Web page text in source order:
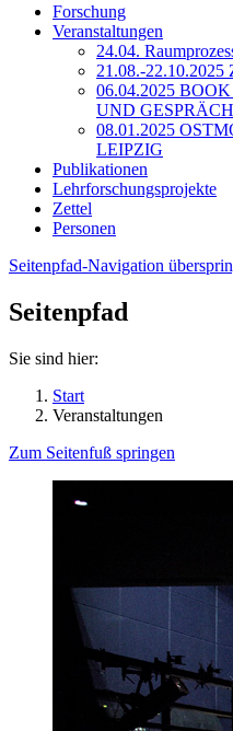
Forschung
Veranstaltungen
24.04.
21.08.-22.10.2025
06.04.2025
UND
08.01.2025
LEIPZIG
Publikationen
Lehrforschungsprojekte
Zettel
Personen
Seitenpfad-Navigation
Seitenpfad
Sie sind hier:
Start
Veranstaltungen
Zum Seitenfuß springen